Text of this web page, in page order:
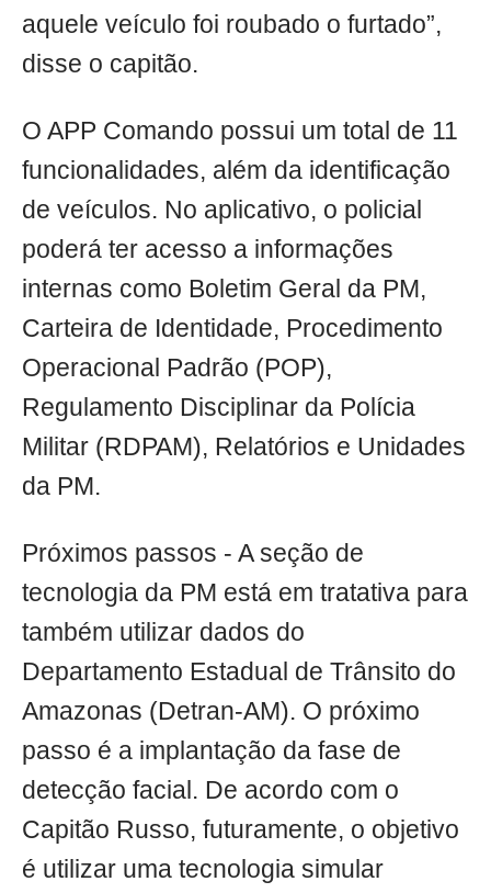
aquele veículo foi roubado o furtado”,
disse o capitão.
O APP Comando possui um total de 11
funcionalidades, além da identificação
de veículos. No aplicativo, o policial
poderá ter acesso a informações
internas como Boletim Geral da PM,
Carteira de Identidade, Procedimento
Operacional Padrão (POP),
Regulamento Disciplinar da Polícia
Militar (RDPAM), Relatórios e Unidades
da PM.
Próximos passos - A seção de
tecnologia da PM está em tratativa para
também utilizar dados do
Departamento Estadual de Trânsito do
Amazonas (Detran-AM). O próximo
passo é a implantação da fase de
detecção facial. De acordo com o
Capitão Russo, futuramente, o objetivo
é utilizar uma tecnologia simular